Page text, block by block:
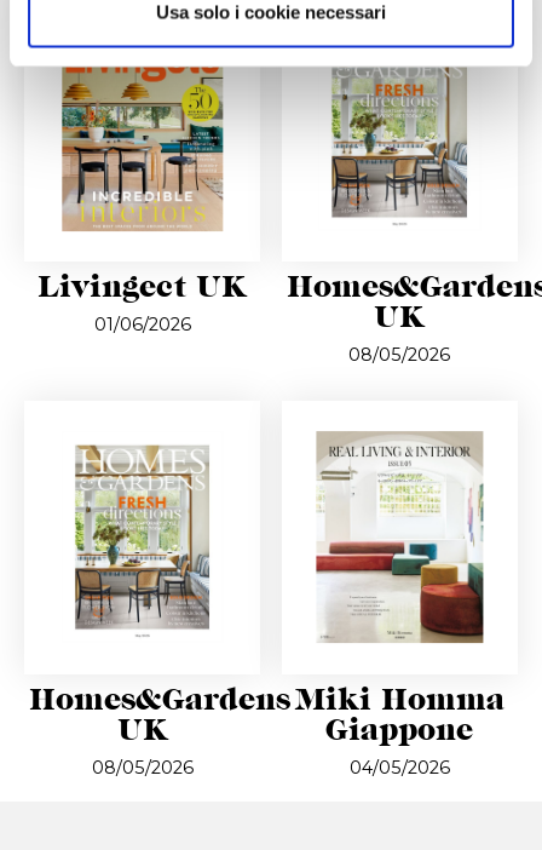
Usa solo i cookie necessari
Livingect UK
01/06/2026
UK
08/05/2026
Homes&Gardens
UK
08/05/2026
Miki Homma
Giappone
04/05/2026